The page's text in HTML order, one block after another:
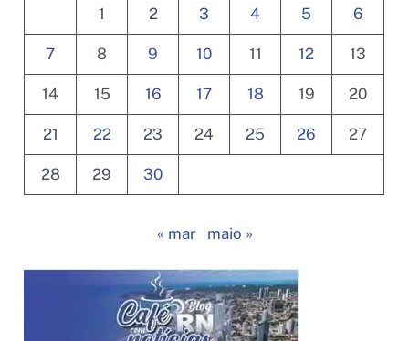
1 2 3 4 5 6
7 8 9 10 11 12 13
14 15 16 17 18 19 20
21 22 23 24 25 26 27
28 29 30
« mar maio »